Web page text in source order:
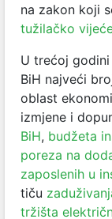
na zakon koji
tužilačko
U trećoj godini
BiH najveći
oblast
izmjene i
BiH, budžeta
poreza na
zaposlenih u
tiču
tržišta